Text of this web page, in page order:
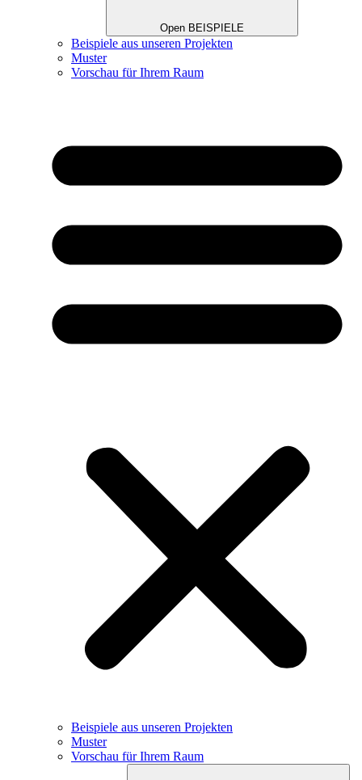
Open BEISPIELE
Beispiele aus unseren Projekten
Muster
Vorschau für Ihrem Raum
Beispiele aus unseren Projekten
Muster
Vorschau für Ihrem Raum